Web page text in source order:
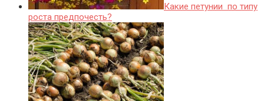
Какие петунии по типу
роста предпочесть?